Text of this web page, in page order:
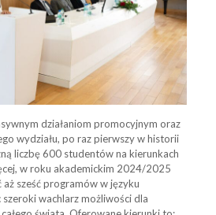
działaniom promocyjnym oraz
wydziału, po raz pierwszy w historii
liczbę 600 studentów na kierunkach
w roku akademickim 2024/2025
sześć programów w języku
szeroki wachlarz możliwości dla